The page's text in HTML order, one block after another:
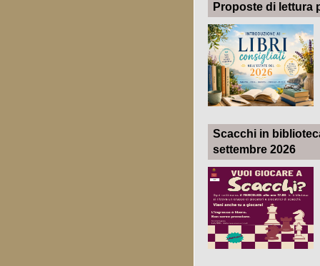
Proposte di lettura
Scacchi in
settembre 2026